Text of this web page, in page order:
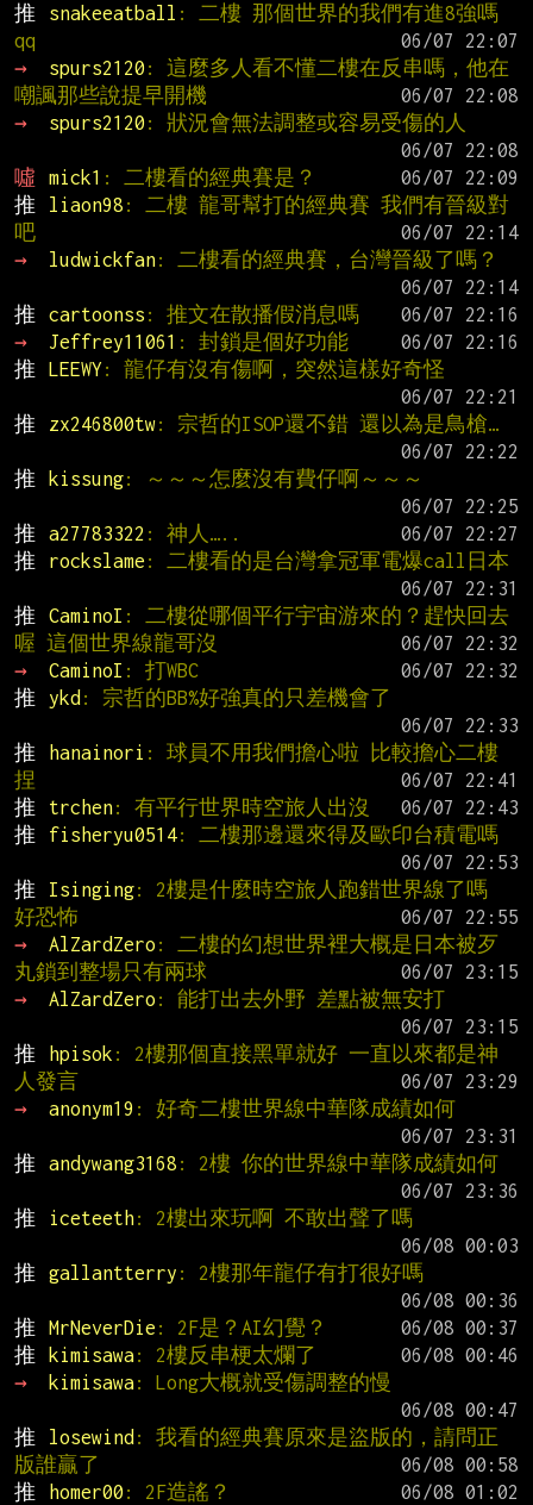
推 snakeeatball : 二樓 那個世界的我們有進8強嗎
qq
→
spurs2120 : 這麼多人看不懂二樓在反串嗎，他在
嘲諷那些說提早開機
→
spurs2120 : 狀況會無法調整或容易受傷的人
噓
mick1 : 二樓看的經典賽是？
推
liaon98 : 二樓 龍哥幫打的經典賽 我們有晉級對
吧
→
ludwickfan: 二樓看的經典賽，台灣晉級了嗎？
推
cartoonss : 推文在散播假消息嗎
→
Jeffrey11061 : 封鎖是個好功能
推
LEEWY : 龍仔有沒有傷啊，突然這樣好奇怪
推
zx246800tw: 宗哲的ISOP還不錯 還以為是鳥槍…
推
kissung: ～～～怎麼沒有費仔啊～～～
推
a27783322 : 神人…..
推
rockslame : 二樓看的是台灣拿冠軍電爆call日本
推
CaminoI : 二樓從哪個平行宇宙游來的？趕快回去
喔 這個世界線龍哥沒
→
CaminoI : 打WBC
推
ykd : 宗哲的BB%好強真的只差機會了
推
hanainori : 球員不用我們擔心啦 比較擔心二樓
捏
推
trchen: 有平行世界時空旅人出沒
推
fisheryu0514: 二樓那邊還來得及歐印台積電嗎
推
Isinging: 2樓是什麼時空旅人跑錯世界線了嗎
好恐怖
→
AlZardZero : 二樓的幻想世界裡大概是日本被歹
丸鎖到整場只有兩球
→
AlZardZero : 能打出去外野 差點被無安打
推
hpisok : 2樓那個直接黑單就好 一直以來都是神
人發言
→
anonym19 : 好奇二樓世界線中華隊成績如何
推
andywang3168 : 2樓 你的世界線中華隊成績如何
推
iceteeth: 2樓出來玩啊 不敢出聲了嗎
推
gallantterry : 2樓那年龍仔有打很好嗎
推
MrNeverDie : 2F是？AI幻覺？
推
kimisawa: 2樓反串梗太爛了
→
kimisawa: Long大概就受傷調整的慢
推
losewind : 我看的經典賽原來是盜版的，請問正
版誰贏了
推
homer00 : 2F造謠？